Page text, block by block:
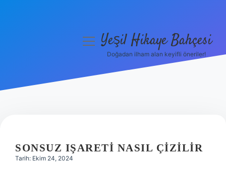
Hakkımızda
menüyüYeşil Hikaye Bahçesi
Doğadan ilham alan keyifli öneriler!
SONSUZ IŞARETI NASIL ÇIZILIR
Tarih: Ekim 24, 2024